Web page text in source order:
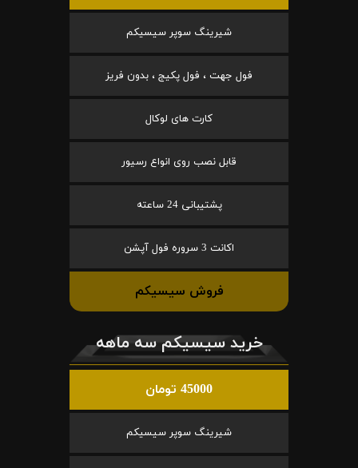
شیرینگ سوپر سیسیکم
فول جهت ، فول پکیج ، بدون فریز
کارت های لوکال
قابل نصب روی انواع رسیور
پشتیبانی 24 ساعته
اکانت 3 سروره فول آپشن
فروش سیسیکم
خرید سیسیکم سه ماهه
45000 تومان
شیرینگ سوپر سیسیکم